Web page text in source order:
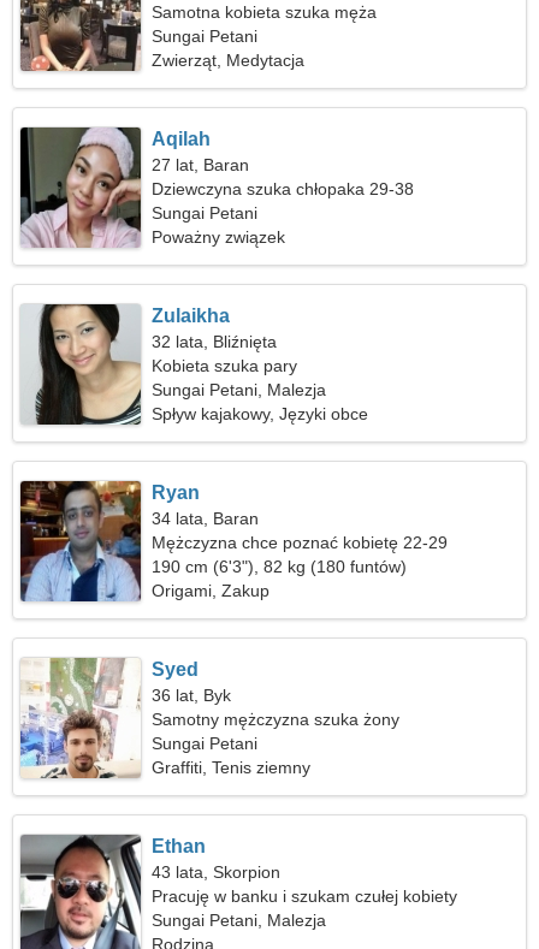
Samotna kobieta szuka męża
Sungai Petani
Zwierząt, Medytacja
Aqilah
27 lat, Baran
Dziewczyna szuka chłopaka 29-38
Sungai Petani
Poważny związek
Zulaikha
32 lata, Bliźnięta
Kobieta szuka pary
Sungai Petani, Malezja
Spływ kajakowy, Języki obce
Ryan
34 lata, Baran
Mężczyzna chce poznać kobietę 22-29
190 cm (6'3"), 82 kg (180 funtów)
Origami, Zakup
Syed
36 lat, Byk
Samotny mężczyzna szuka żony
Sungai Petani
Graffiti, Tenis ziemny
Ethan
43 lata, Skorpion
Pracuję w banku i szukam czułej kobiety
Sungai Petani, Malezja
Rodzina